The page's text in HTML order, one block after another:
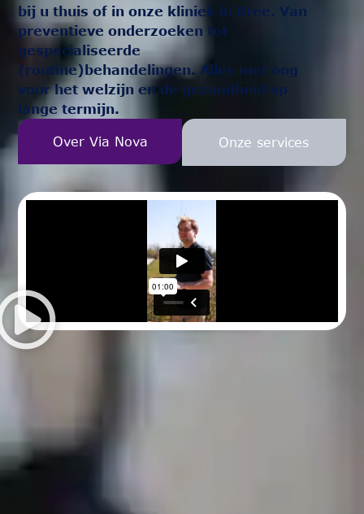
bij u thuis of in onze kliniek in Bree. Van
preventieve onderzoeken tot
gespecialiseerde
(routine)behandelingen. Alles met oog
voor het welzijn en de gezondheid op
lange termijn.
Over Via Nova Onze services